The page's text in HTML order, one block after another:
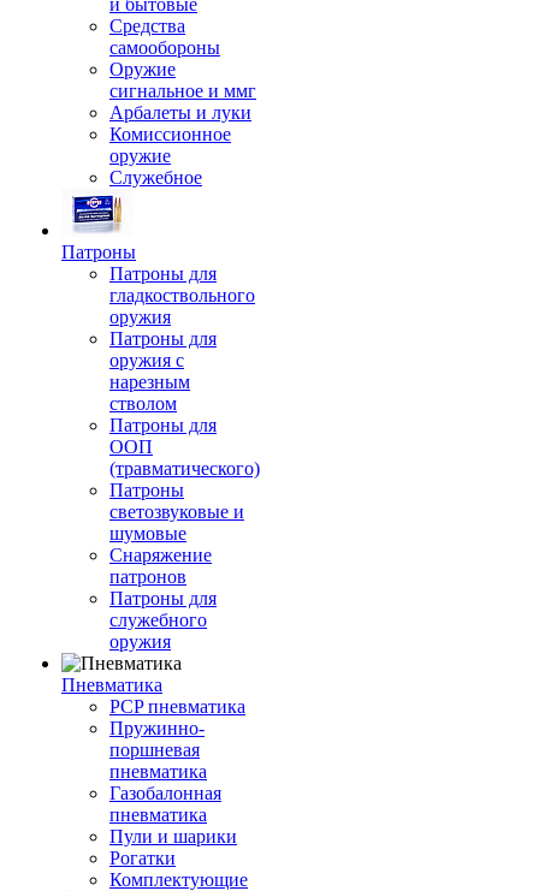
и бытовые
Средства
самообороны
Оружие
сигнальное и ммг
Арбалеты и луки
Комиссионное
оружие
Служебное
Патроны
Патроны для
гладкоствольного
оружия
Патроны для
оружия с
нарезным
стволом
Патроны для
ООП
(травматического)
Патроны
светозвуковые и
шумовые
Снаряжение
патронов
Патроны для
служебного
оружия
Пневматика
PCP пневматика
Пружинно-
поршневая
пневматика
Газобалонная
пневматика
Пули и шарики
Рогатки
Комплектующие